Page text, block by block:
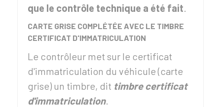
que le contrôle technique a été fait.
CARTE GRISE COMPLÉTÉE AVEC LE TIMBRE
CERTIFICAT D'IMMATRICULATION
Le contrôleur met sur le certificat
d'immatriculation du véhicule (carte
grise) un timbre, dit timbre certificat
d'immatriculation.